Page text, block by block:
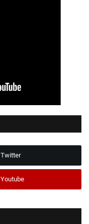
Twitter
Youtube